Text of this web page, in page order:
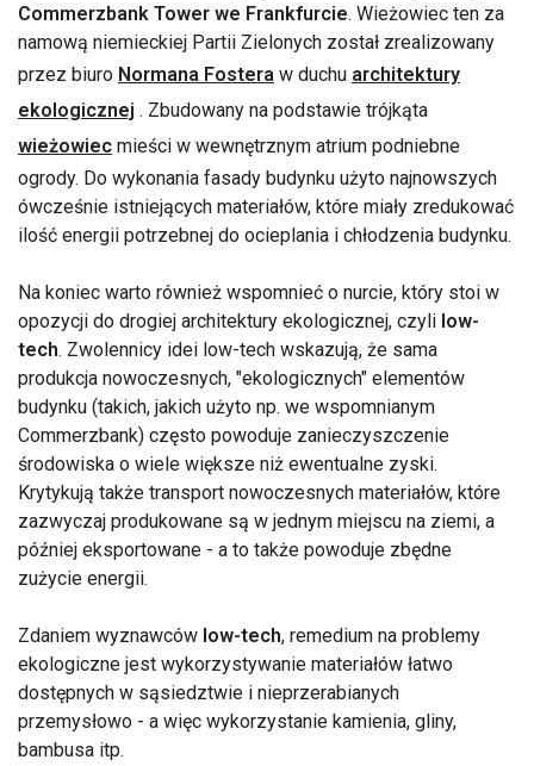
Commerzbank Tower we Frankfurcie. Wieżowiec ten za
namową niemieckiej Partii Zielonych został zrealizowany
przez biuro Normana Fostera w duchu architektury
ekologicznej . Zbudowany na podstawie trójkąta
wieżowiec mieści w wewnętrznym atrium podniebne
ogrody. Do wykonania fasady budynku użyto najnowszych
ówcześnie istniejących materiałów, które miały zredukować
ilość energii potrzebnej do ocieplania i chłodzenia budynku.
Na koniec warto również wspomnieć o nurcie, który stoi w
opozycji do drogiej architektury ekologicznej, czyli low-
tech. Zwolennicy idei low-tech wskazują, że sama
produkcja nowoczesnych, "ekologicznych" elementów
budynku (takich, jakich użyto np. we wspomnianym
Commerzbank) często powoduje zanieczyszczenie
środowiska o wiele większe niż ewentualne zyski.
Krytykują także transport nowoczesnych materiałów, które
zazwyczaj produkowane są w jednym miejscu na ziemi, a
później eksportowane - a to także powoduje zbędne
zużycie energii.
Zdaniem wyznawców low-tech, remedium na problemy
ekologiczne jest wykorzystywanie materiałów łatwo
dostępnych w sąsiedztwie i nieprzerabianych
przemysłowo - a więc wykorzystanie kamienia, gliny,
bambusa itp.